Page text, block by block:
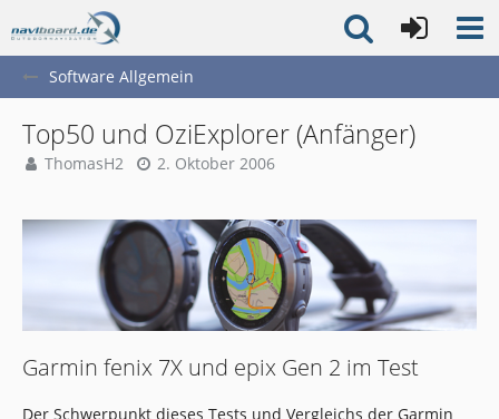
Software Allgemein
Top50 und OziExplorer (Anfänger)
ThomasH2 2. Oktober 2006
Garmin fenix 7X und epix Gen 2 im Test
Der Schwerpunkt dieses Tests und Vergleichs der Garmin